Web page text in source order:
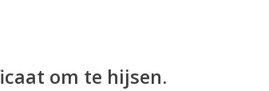
om te hijsen.